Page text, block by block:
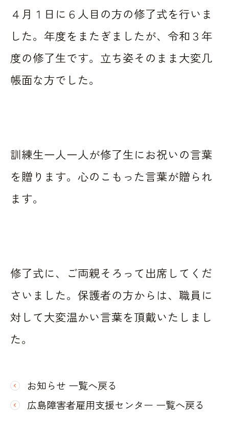
４月１日に６人目の方の修了式を行いま
した。年度をまたぎましたが、令和３年
度の修了生です。立ち姿そのまま大変几
帳面な方でした。
訓練生一人一人が修了生にお祝いの言葉
を贈ります。心のこもった言葉が贈られ
ます。
修了式に、ご両親そろって出席してくだ
さいました。保護者の方からは、職員に
対して大変温かい言葉を頂戴いたしまし
た。
お知らせ 一覧へ戻る
広島障害者雇用支援センター 一覧へ戻る